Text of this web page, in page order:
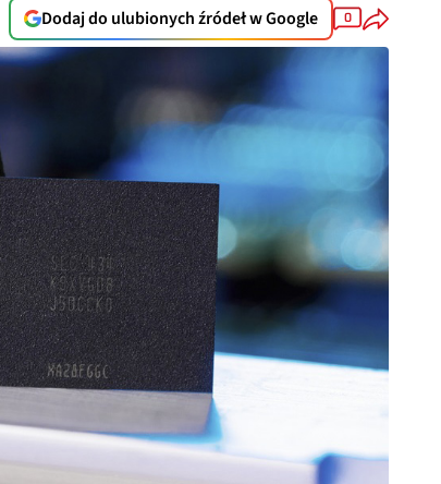
Dodaj do ulubionych źródeł w Google 0